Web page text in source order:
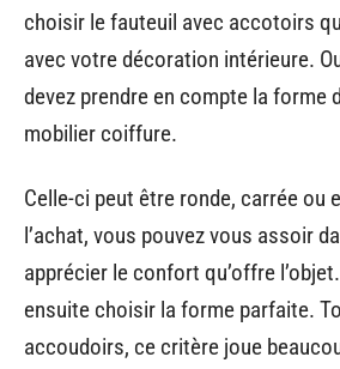
choisir le fauteuil avec accotoirs
avec votre décoration intérieure.
devez prendre en compte la forme
mobilier coiffure.
Celle-ci peut être ronde, carrée ou
l’achat, vous pouvez vous assoir
apprécier le confort qu’offre
ensuite choisir la forme parfaite.
accoudoirs, ce critère joue